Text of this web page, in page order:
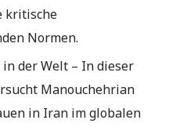
kritische
Normen.
der Welt – In dieser
Manouchehrian
in Iran im globalen